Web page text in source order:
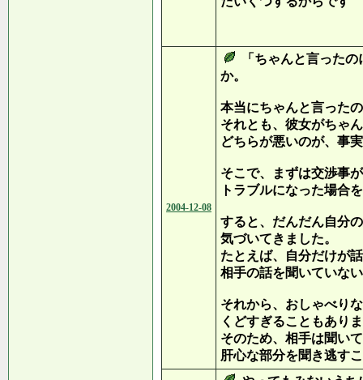
2004-12-08
「ちゃんと言った
か。
本当にちゃんと言った
それとも、彼女がちゃ
どちらが悪いのが、事
そこで、まずは交渉事
トラブルになった場合
すると、だんだん自分
気づいてきました。
たとえば、自分だけが
相手の話を聞いていな
それから、おしゃべり
くどすぎることもあり
そのため、相手は聞い
肝心な部分を聞き逃す